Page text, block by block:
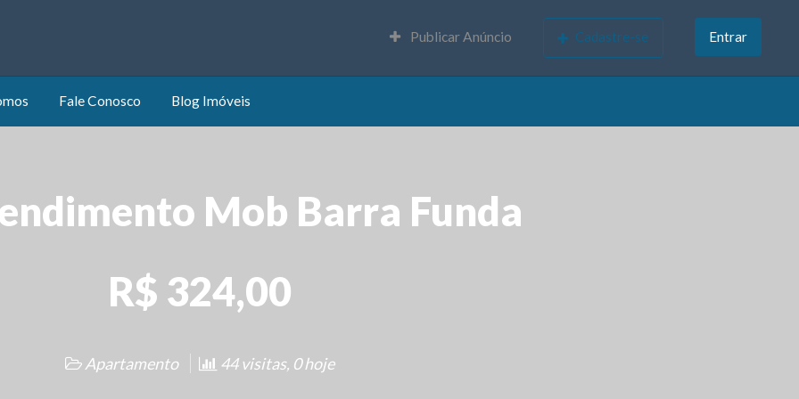
Publicar Anúncio Cadastre-se Entrar
Fale Conosco Blog Imóveis
Mob Barra Funda
R$ 324,00
Apartamento 44 visitas, 0 hoje